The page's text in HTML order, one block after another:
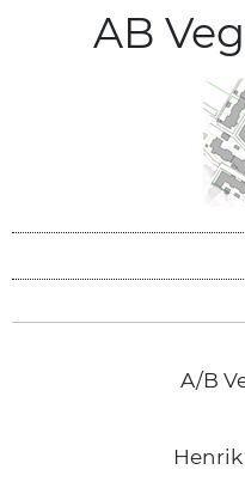
AB
A/B
Henrik